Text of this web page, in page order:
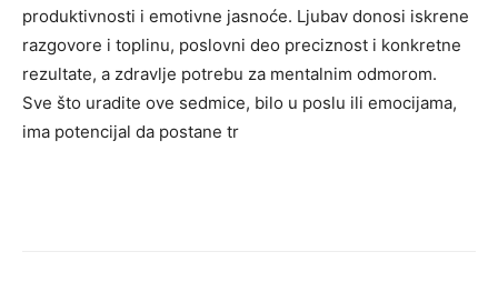
produktivnosti i emotivne jasnoće. Ljubav donosi iskrene
razgovore i toplinu, poslovni deo preciznost i konkretne
rezultate, a zdravlje potrebu za mentalnim odmorom.
Sve što uradite ove sedmice, bilo u poslu ili emocijama,
ima potencijal da postane tr